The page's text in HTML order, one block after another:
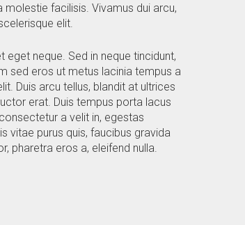
facilisis. Vivamus dui arcu,
elit.
neque. Sed in neque tincidunt,
sed eros ut metus lacinia tempus a
Duis arcu tellus, blandit at ultrices
erat. Duis tempus porta lacus
a velit in, egestas
vitae purus quis, faucibus gravida
pharetra eros a, eleifend nulla.